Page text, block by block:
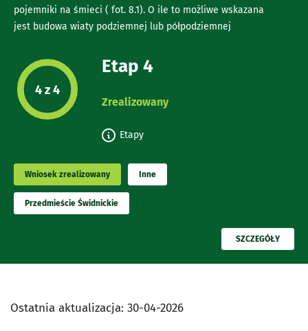
pojemniki na śmieci ( fot. 8.1). O ile to możliwe wskazana
jest budowa wiaty podziemnej lub półpodziemnej
Etap projektu:
4 z 4
Etap 4
Zrealizowany
Etapy
Wniosek zrealizowany Inne
Przedmieście Świdnickie
PRZECZYTAJ
SZCZEGÓŁY
Ostatnia aktualizacja: 30-04-2026